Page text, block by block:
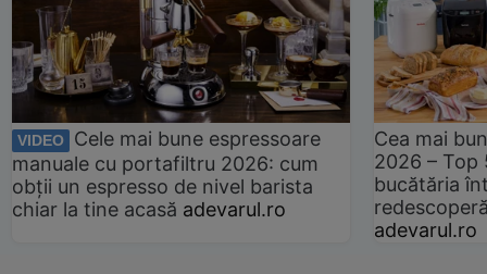
VIDEO
Cele mai bune espressoare
manuale cu portafiltru 2026: cum
obții un espresso de nivel barista
chiar la tine acasă adevarul.ro
Cea mai
2026 –
bucătăria
adevarul.ro